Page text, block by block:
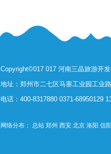
Copyright©017 017 河南三晶旅游开
地址：郑州市二七区马寨工业园工业
电话：400-8317880 0371-68950129
网络分布： 总站 郑州 西安 北京 洛阳 信